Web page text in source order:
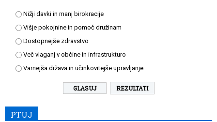
Nižji davki in manj birokracije
Višje pokojnine in pomoč družinam
Dostopnejše zdravstvo
Več vlaganj v občine in infrastrukturo
Varnejša država in učinkovitejše upravljanje
REZULTATI
PTUJ